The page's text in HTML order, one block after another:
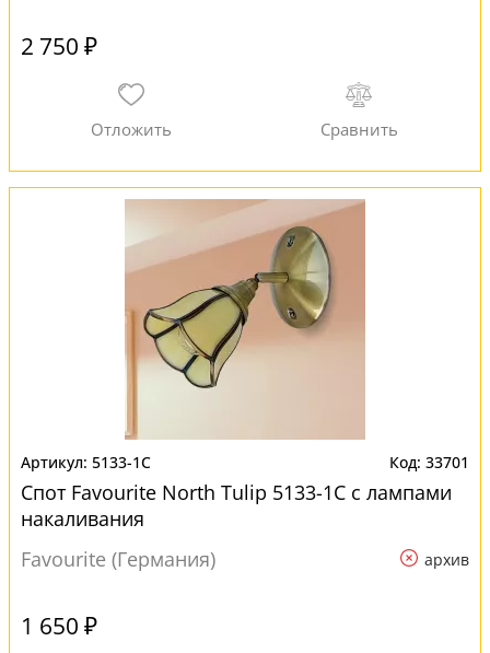
2 750 ₽
5133-1C 33701
Спот Favourite North Tulip 5133-1C с лампами
накаливания
Favourite (Германия)
архив
1 650 ₽